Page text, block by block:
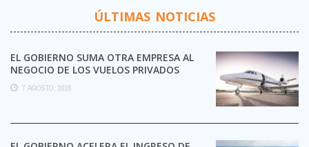
ÚLTIMAS NOTICIAS
EL GOBIERNO SUMA OTRA EMPRESA AL
NEGOCIO DE LOS VUELOS PRIVADOS
7 AGOSTO, 2026